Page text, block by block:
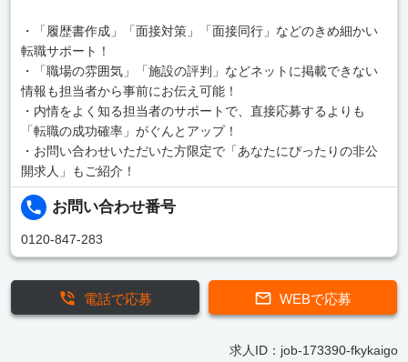
・「履歴書作成」「面接対策」「面接同行」などのきめ細かい
転職サポート！
・「職場の雰囲気」「施設の評判」などネットに掲載できない
情報も担当者から事前にお伝え可能！
・内情をよく知る担当者のサポートで、直接応募するよりも
「転職の成功確率」がぐんとアップ！
・お問い合わせいただいた方限定で「あなたにぴったりの非公
開求人」もご紹介！
お問い合わせ番号
0120-847-283
WEBで応募
電話で応募
求人ID：job-173390-fkykaigo